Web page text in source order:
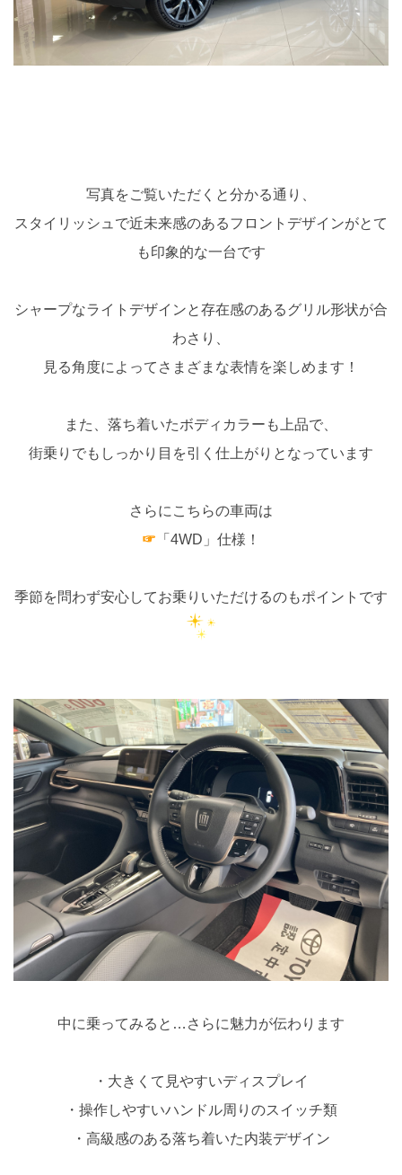
写真をご覧いただくと分かる通り、
スタイリッシュで近未来感のあるフロントデザインがとて
も印象的な一台です
シャープなライトデザインと存在感のあるグリル形状が合
わさり、
見る角度によってさまざまな表情を楽しめます！
また、落ち着いたボディカラーも上品で、
街乗りでもしっかり目を引く仕上がりとなっています
さらにこちらの車両は
☞ 「4WD」仕様！
季節を問わず安心してお乗りいただけるのもポイントです
中に乗ってみると…さらに魅力が伝わります
・大きくて見やすいディスプレイ
・操作しやすいハンドル周りのスイッチ類
・高級感のある落ち着いた内装デザイン